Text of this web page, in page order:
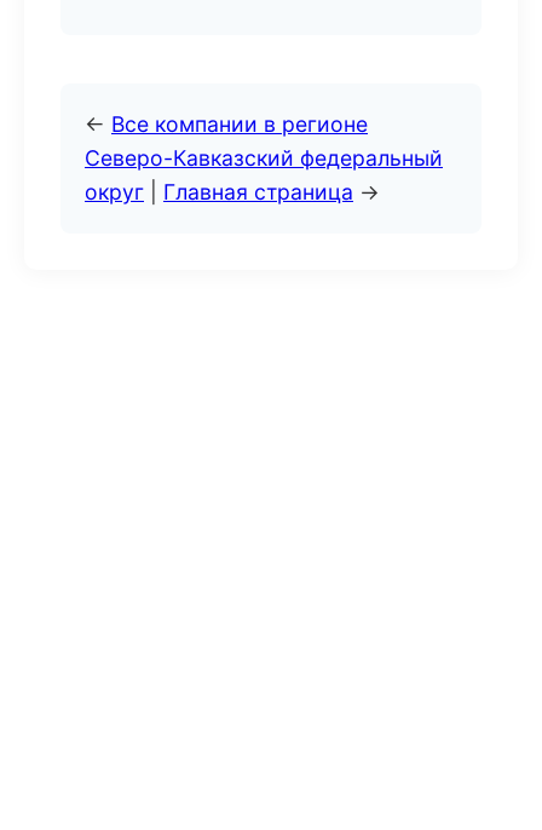
← Все компании в регионе
Северо-Кавказский федеральный
округ
Главная страница →